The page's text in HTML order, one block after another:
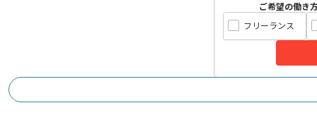
ご希望の働き
フリーランス